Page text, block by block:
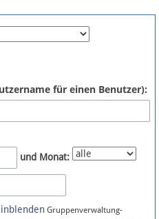
für einen Benutzer):
und Monat:
Gruppenverwaltung-